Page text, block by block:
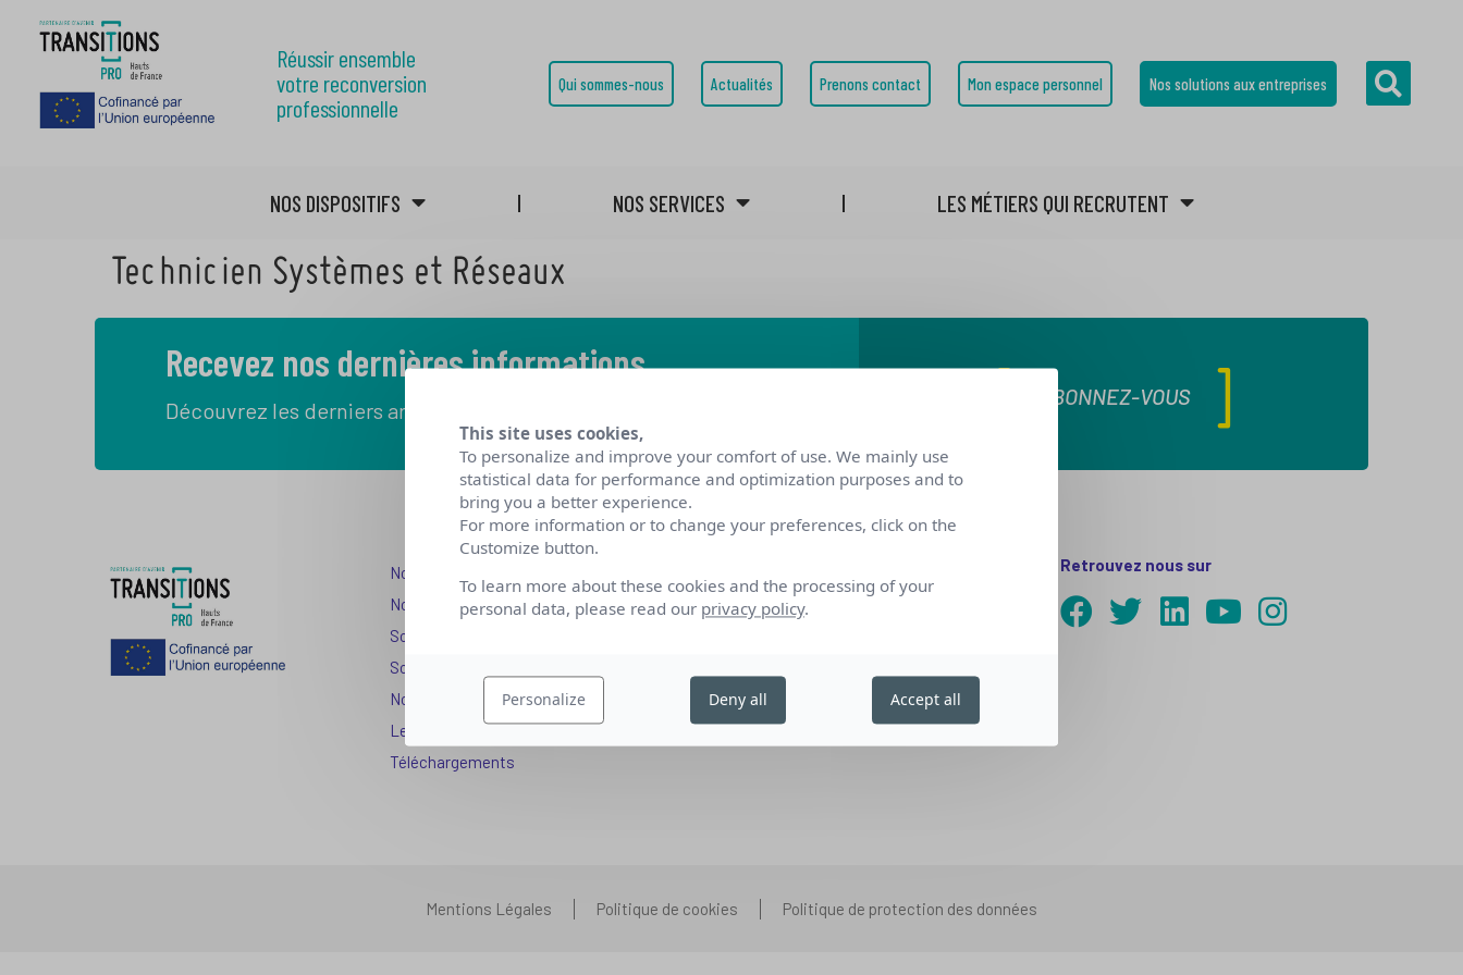
Réussir ensemble
votre reconversion
professionnelle
Qui sommes-nous Actualités Prenons contact Mon espace personnel Nos solutions aux entreprises
NOS DISPOSITIFS NOS SERVICES LES MÉTIERS QUI RECRUTENT
Technicien Systèmes et Réseaux
Recevez nos dernières informations
Découvrez les derniers articles de notre blog
ABONNEZ-VOUS
Nos dispositifs pour se reconvertir
Nos solutions aux entreprises
Solution Compétences IA
Solution Seniors+
Nos services aux organismes de formation
Les questions que vous vous posez
Téléchargements
Nos partenariats
Nous rejoindre
Retrouvez nous sur
Mentions Légales Politique de cookies Politique de protection des données
This site uses cookies,
To personalize and improve your comfort of use. We mainly use
statistical data for performance and optimization purposes and to
bring you a better experience.
For more information or to change your preferences, click on the
Customize button.
To learn more about these cookies and the processing of your
personal data, please read our privacy policy.
Personalize Deny all Accept all